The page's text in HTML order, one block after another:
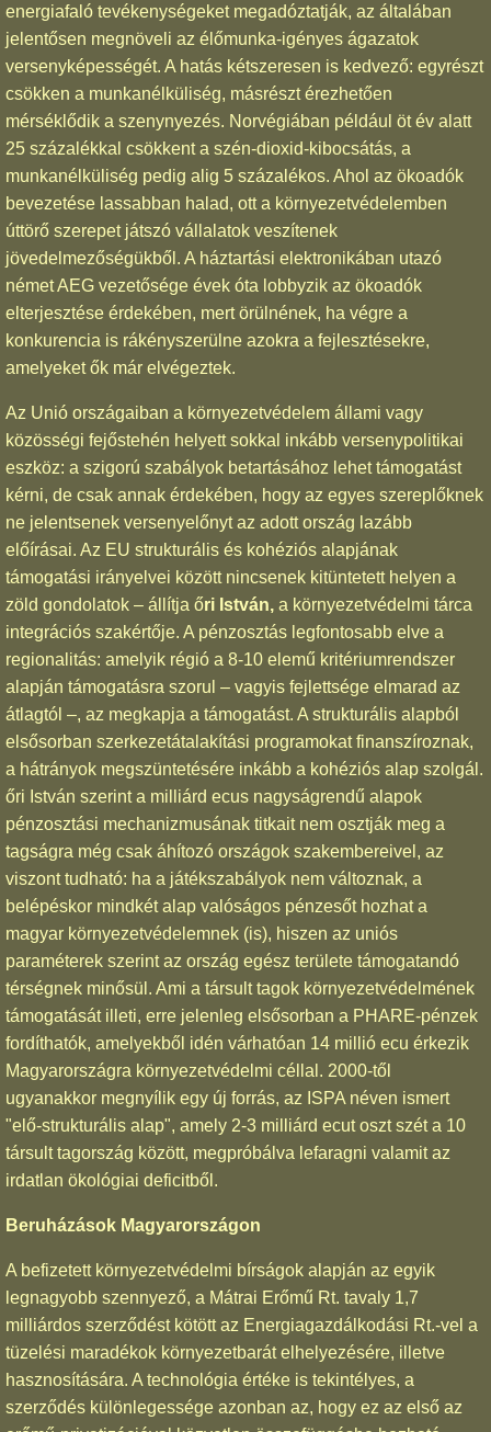
energiafaló tevékenységeket megadóztatják, az általában
jelentősen megnöveli az élőmunka-igényes ágazatok
versenyképességét. A hatás kétszeresen is kedvező: egyrészt
csökken a munkanélküliség, másrészt érezhetően
mérséklődik a szenynyezés. Norvégiában például öt év alatt
25 százalékkal csökkent a szén-dioxid-kibocsátás, a
munkanélküliség pedig alig 5 százalékos. Ahol az ökoadók
bevezetése lassabban halad, ott a környezetvédelemben
úttörő szerepet játszó vállalatok veszítenek
jövedelmezőségükből. A háztartási elektronikában utazó
német AEG vezetősége évek óta lobbyzik az ökoadók
elterjesztése érdekében, mert örülnének, ha végre a
konkurencia is rákényszerülne azokra a fejlesztésekre,
amelyeket ők már elvégeztek.
Az Unió országaiban a környezetvédelem állami vagy
közösségi fejőstehén helyett sokkal inkább versenypolitikai
eszköz: a szigorú szabályok betartásához lehet támogatást
kérni, de csak annak érdekében, hogy az egyes szereplőknek
ne jelentsenek versenyelőnyt az adott ország lazább
előírásai. Az EU strukturális és kohéziós alapjának
támogatási irányelvei között nincsenek kitüntetett helyen a
zöld gondolatok – állítja őri István, a környezetvédelmi tárca
integrációs szakértője. A pénzosztás legfontosabb elve a
regionalitás: amelyik régió a 8-10 elemű kritériumrendszer
alapján támogatásra szorul – vagyis fejlettsége elmarad az
átlagtól –, az megkapja a támogatást. A strukturális alapból
elsősorban szerkezetátalakítási programokat finanszíroznak,
a hátrányok megszüntetésére inkább a kohéziós alap szolgál.
őri István szerint a milliárd ecus nagyságrendű alapok
pénzosztási mechanizmusának titkait nem osztják meg a
tagságra még csak áhítozó országok szakembereivel, az
viszont tudható: ha a játékszabályok nem változnak, a
belépéskor mindkét alap valóságos pénzesőt hozhat a
magyar környezetvédelemnek (is), hiszen az uniós
paraméterek szerint az ország egész területe támogatandó
térségnek minősül. Ami a társult tagok környezetvédelmének
támogatását illeti, erre jelenleg elsősorban a PHARE-pénzek
fordíthatók, amelyekből idén várhatóan 14 millió ecu érkezik
Magyarországra környezetvédelmi céllal. 2000-től
ugyanakkor megnyílik egy új forrás, az ISPA néven ismert
"elő-strukturális alap", amely 2-3 milliárd ecut oszt szét a 10
társult tagország között, megpróbálva lefaragni valamit az
irdatlan ökológiai deficitből.
Beruházások Magyarországon
A befizetett környezetvédelmi bírságok alapján az egyik
legnagyobb szennyező, a Mátrai Erőmű Rt. tavaly 1,7
milliárdos szerződést kötött az Energiagazdálkodási Rt.-vel a
tüzelési maradékok környezetbarát elhelyezésére, illetve
hasznosítására. A technológia értéke is tekintélyes, a
szerződés különlegessége azonban az, hogy ez az első az